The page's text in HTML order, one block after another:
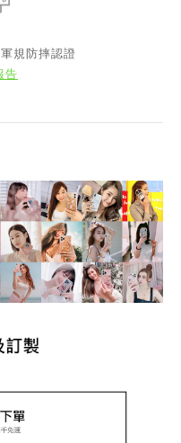
規防摔認證
告